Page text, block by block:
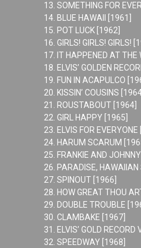
13. SOMETHING FOR
14. BLUE HAWAII [1961]
15. POT LUCK [1962]
16. GIRLS! GIRLS! GIRLS!
17. IT HAPPENED AT THE
18. ELVIS’ GOLDEN
19. FUN IN ACAPULCO
20. KISSIN’ COUSINS
21. ROUSTABOUT [1964]
22. GIRL HAPPY [1965]
23. ELVIS FOR EVERYONE
24. HARUM SCARUM
25. FRANKIE AND
26. PARADISE, HAWAIIAN
27. SPINOUT [1966]
28. HOW GREAT THOU
29. DOUBLE TROUBLE
30. CLAMBAKE [1967]
31. ELVIS’ GOLD RECORD
32. SPEEDWAY [1968]